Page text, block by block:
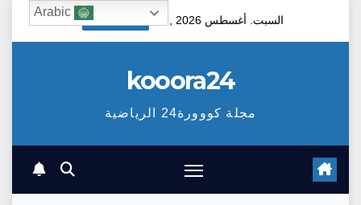
السبت. أغسطس 8th, 2026
kooora24
مجلة كووورة24 الرياضية
Arabic